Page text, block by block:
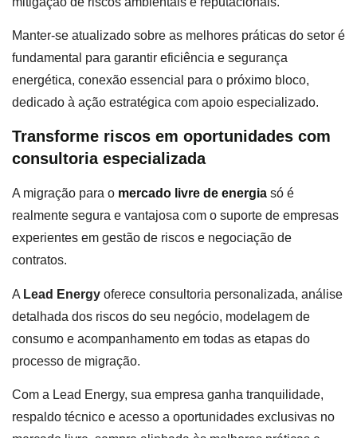
Manter-se atualizado sobre as melhores práticas do setor é
fundamental para garantir eficiência e segurança
energética, conexão essencial para o próximo bloco,
dedicado à ação estratégica com apoio especializado.
Transforme riscos em oportunidades com
consultoria especializada
A migração para o mercado livre de energia só é
realmente segura e vantajosa com o suporte de empresas
experientes em gestão de riscos e negociação de
contratos.
A Lead Energy oferece consultoria personalizada, análise
detalhada dos riscos do seu negócio, modelagem de
consumo e acompanhamento em todas as etapas do
processo de migração.
Com a Lead Energy, sua empresa ganha tranquilidade,
respaldo técnico e acesso a oportunidades exclusivas no